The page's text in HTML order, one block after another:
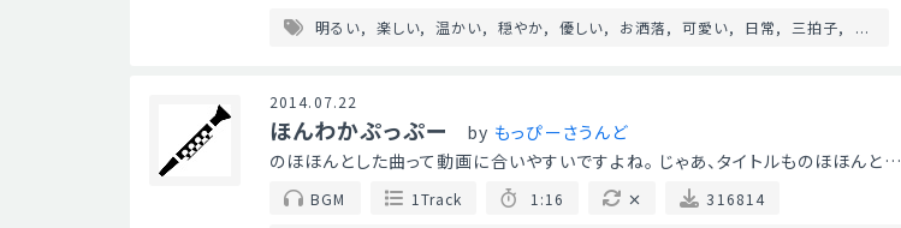
明るい 楽しい 温かい 穏やか 優しい お洒落 可愛い 日常 三拍子 ...
2014.07.22
ほんわかぷっぷー by もっぴーさうんど
のほほんとした曲って動画に合いやすいですよね。 じゃあ、タイトルものほほんと…
BGM 1Track 1:16 316814